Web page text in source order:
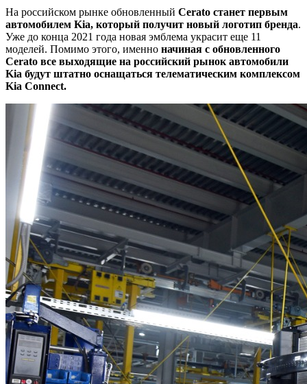
На российском рынке обновленный Cerato станет первым
автомобилем Kia, который получит новый логотип бренда.
Уже до конца 2021 года новая эмблема украсит еще 11
моделей. Помимо этого, именно начиная с обновленного
Cerato все выходящие на российский рынок автомобили
Kia будут штатно оснащаться телематическим комплексом
Kia Connect.